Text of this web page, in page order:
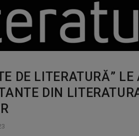
DE LITERATURĂ” LE
DIN